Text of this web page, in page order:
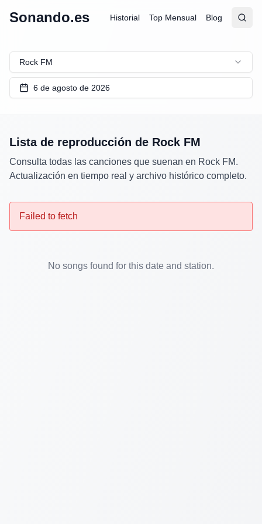
Sonando.es Historial Top Mensual Blog
Abrir
Rock FM
6 de agosto de 2026
Lista de reproducción de Rock FM
Consulta todas las canciones que suenan en Rock FM.
Actualización en tiempo real y archivo histórico completo.
Failed to fetch
No songs found for this date and station.